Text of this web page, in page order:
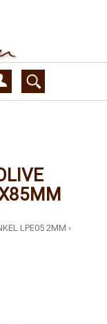
LPE05 2MM ›